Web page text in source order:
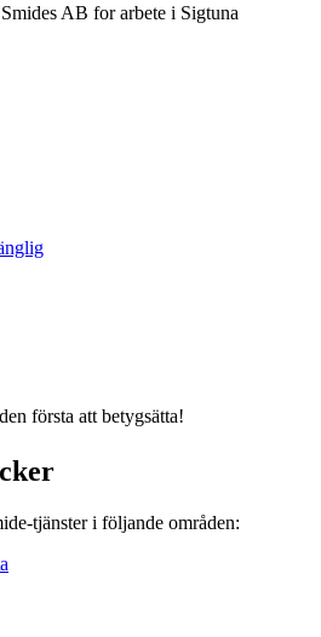
AB for arbete i Sigtuna
första att betygsätta!
-tjänster i följande områden: